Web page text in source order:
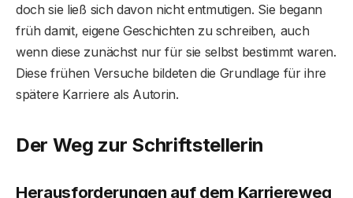
doch sie ließ sich davon nicht entmutigen. Sie begann
früh damit, eigene Geschichten zu schreiben, auch
wenn diese zunächst nur für sie selbst bestimmt waren.
Diese frühen Versuche bildeten die Grundlage für ihre
spätere Karriere als Autorin.
Der Weg zur Schriftstellerin
Herausforderungen auf dem Karriereweg